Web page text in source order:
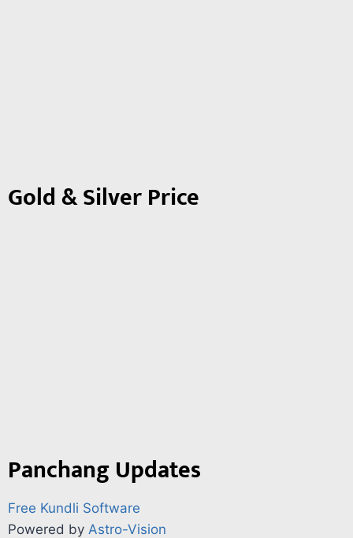
Gold & Silver Price
Panchang Updates
Free Kundli Software
Powered by Astro-Vision